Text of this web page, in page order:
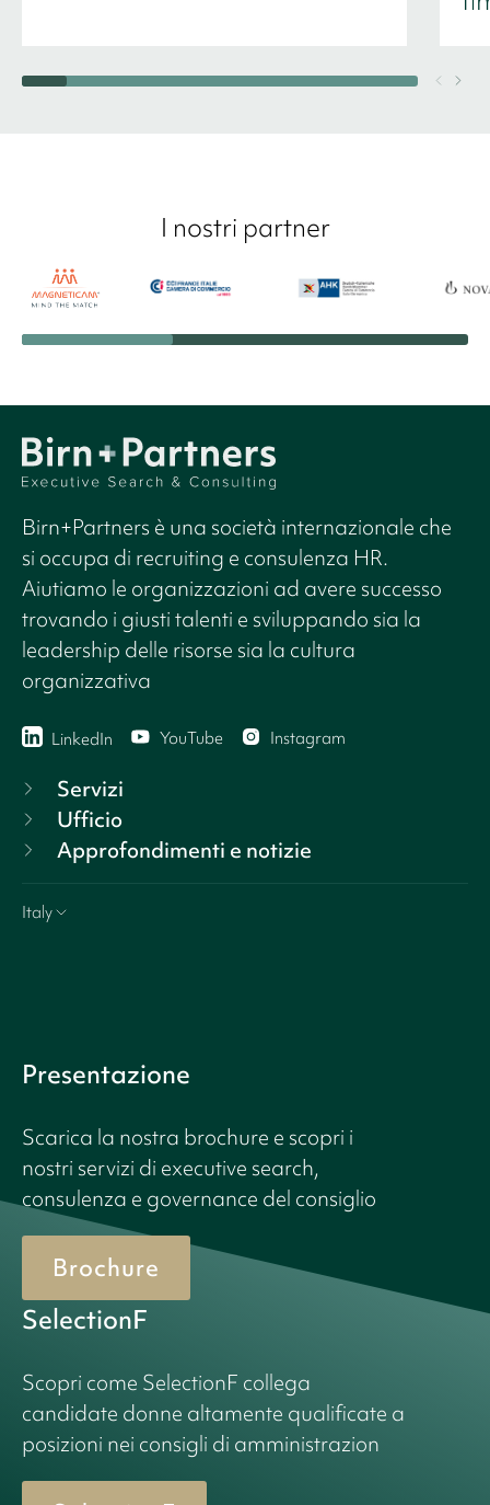
I nostri partner
Birn+Partners è una società internazionale che
si occupa di recruiting e consulenza HR.
Aiutiamo le organizzazioni ad avere successo
trovando i giusti talenti e sviluppando sia la
leadership delle risorse sia la cultura
organizzativa
LinkedIn YouTube Instagram
Servizi
Ufficio
Approfondimenti e notizie
Italy
Presentazione
Scarica la nostra brochure e scopri i
nostri servizi di executive search,
consulenza e governance del consiglio
Brochure
SelectionF
Scopri come SelectionF collega
candidate donne altamente qualificate a
posizioni nei consigli di amministrazion